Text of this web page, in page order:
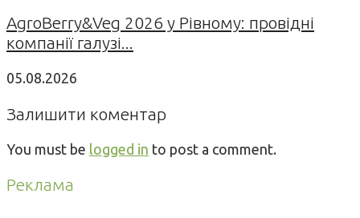
AgroBerry&Veg 2026 у Рівному: провідні
компанії галузі...
05.08.2026
Залишити коментар
You must be logged in to post a comment.
Реклама